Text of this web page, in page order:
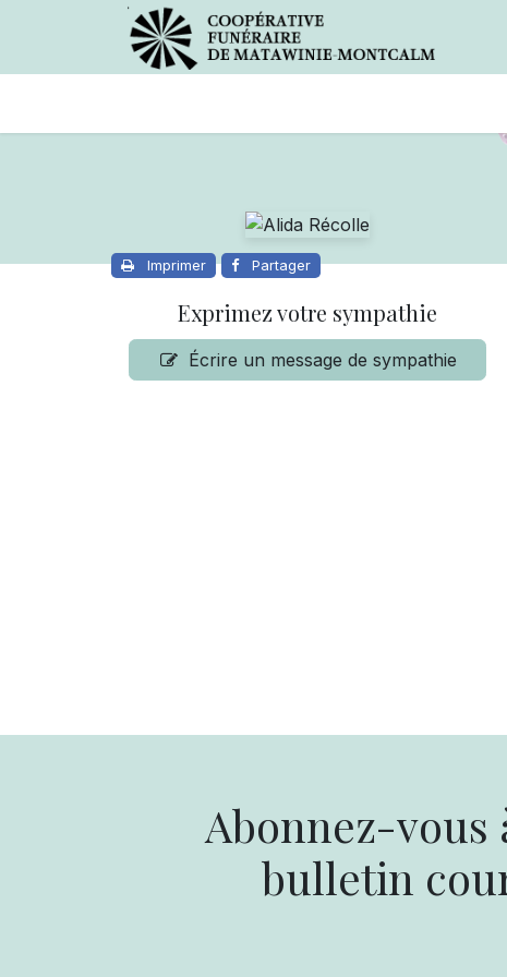
Imprimer Partager
Exprimez votre sympathie
Écrire un message de sympathie
Abonnez-vous
bulletin